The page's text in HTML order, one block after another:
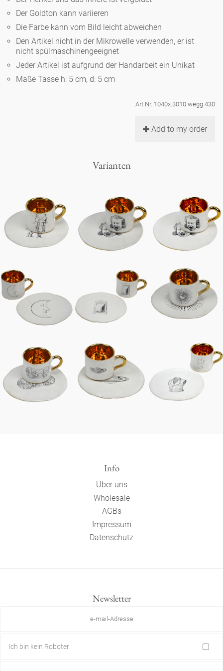
Porzellan
Ozean
Humor
klassische Musiker
zeitgenössische Musiker
Kleine Kaffeetasse 'Glam'
Espressotassen 'Glam'
Runde Teller - weiß
Ovale Teller - weiß
Runde Teller 'de Luxe'
Lange Teller 'de Luxe'
Noël
Teekanne
Vasen 'de Luxe'
Vasen
Fressnapf
Goldener Käfig
Korb 'de Luxe'
Schalen 'de Luxe'
Hors d'Œvre
Hände und Füße
Bad
Schnickschnack
Präsentation
Räucherstäbchenhalter
Unpraktisch
Spielen
Dies & Das
Besteck
Figuren
Der Goldton kann variieren
Die Farbe kann vom Bild leicht abweichen
Den Artikel nicht in der Mikrowelle verwenden, er ist
nicht spülmaschinengeeignet
Jeder Artikel ist aufgrund der Handarbeit ein Unikat
Maße Tasse h: 5 cm, d: 5 cm
Art.Nr. 1040x.3010.wegg.430
Add to my order
Varianten
Info
Über uns
Wholesale
AGBs
Impressum
Datenschutz
Newsletter
Ich bin kein Roboter